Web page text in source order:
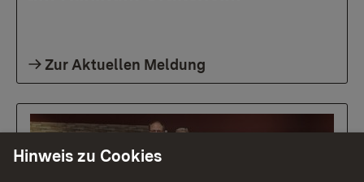
Zur Aktuellen Meldung
Hinweis zu Cookies